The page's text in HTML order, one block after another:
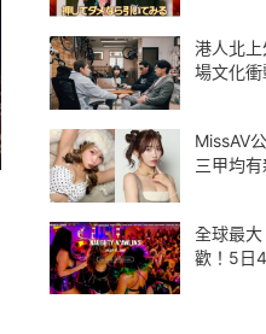
港人北
場文化
MissAV
三甲均
全球最
歡！5日